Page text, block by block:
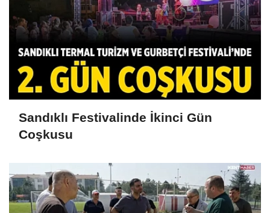
Sandıklı Festivalinde İkinci Gün
Coşkusu